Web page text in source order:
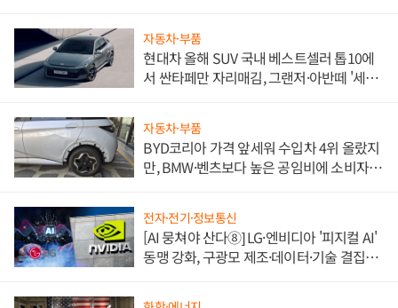
자동차·부품
현대차 올해 SUV 국내 베스트셀러 톱10에
서 싼타페만 자리매김, 그랜저·아반떼 '세단
자동차·부품
BYD코리아 가격 앞세워 수입차 4위 올랐지
만, BMW·벤츠보다 높은 공임비에 소비자
전자·전기·정보통신
[AI 뭉쳐야 산다⑧] LG·엔비디아 '피지컬 AI'
동맹 강화, 구광모 제조·데이터·기술 결집